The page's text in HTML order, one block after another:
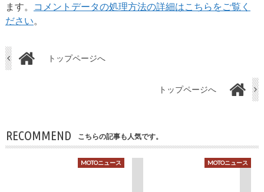
ます。
コメントデータの処理方法の詳細はこちらをご覧く
ださい。
トップページへ
トップページへ
RECOMMEND こちらの記事も人気です。
MOTOニュース MOTOニュース